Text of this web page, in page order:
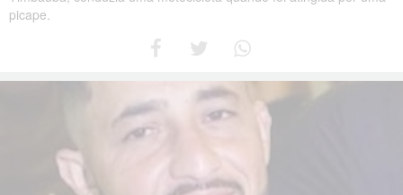
picape.